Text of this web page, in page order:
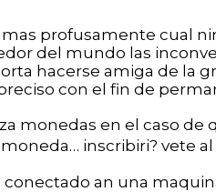
profusamente cual
del mundo las
hacerse amiga de la
con el fin de
monedas en el caso
inscribiri? vete
an una